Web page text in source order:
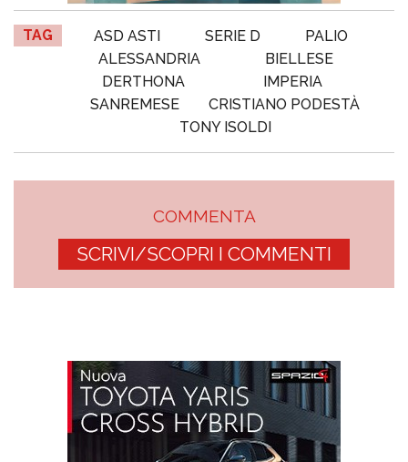
TAG ASD ASTI SERIE D
PALIO
ALESSANDRIA
BIELLESE
DERTHONA
IMPERIA
SANREMESE
CRISTIANO PODESTÀ
TONY ISOLDI
COMMENTA
SCRIVI/SCOPRI I COMMENTI